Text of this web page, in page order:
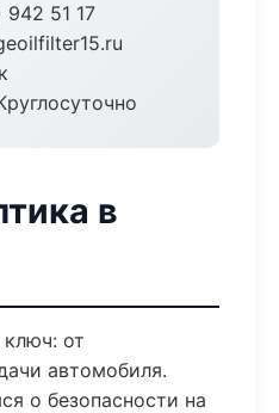
942 51 17
в
от
автомобиля.
о безопасности на